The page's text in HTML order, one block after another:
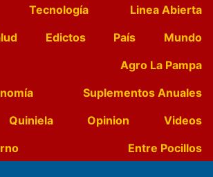
Tecnología
Linea Abierta
Edictos País
Mundo
Agro La Pampa
Suplementos Anuales
Quiniela Opinion
Videos
Entre Pocillos